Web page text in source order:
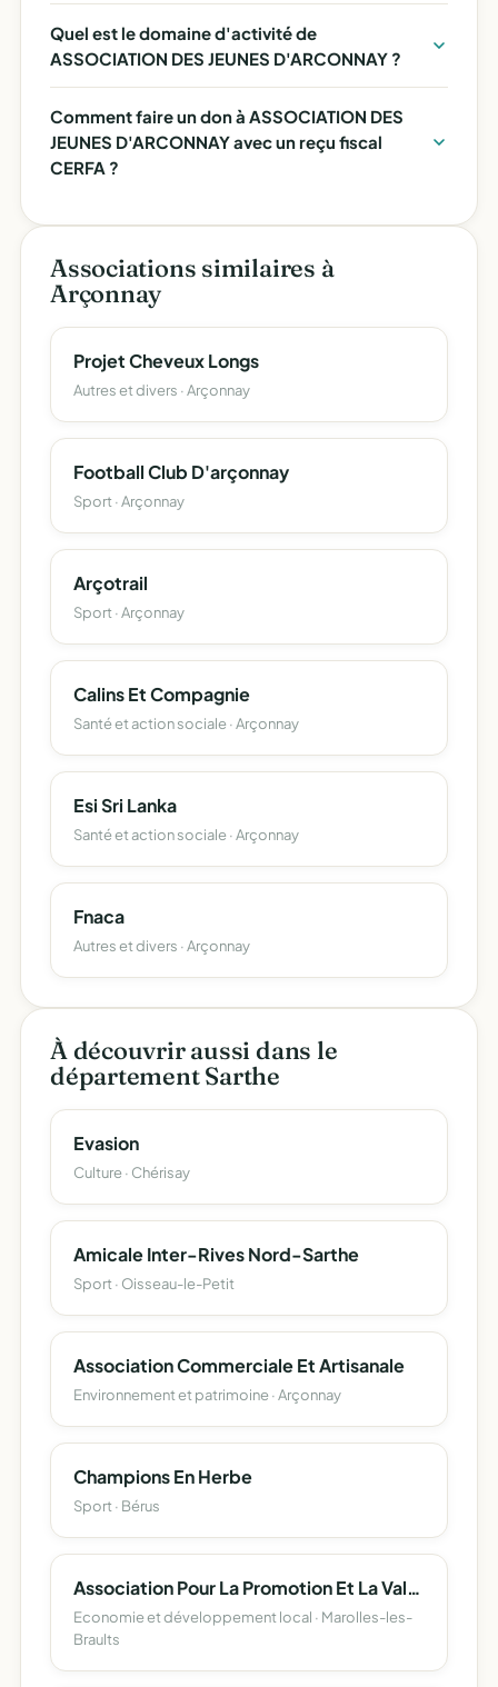
Quel est le domaine d'activité de
ASSOCIATION DES JEUNES D'ARCONNAY ?
Comment faire un don à ASSOCIATION DES
JEUNES D'ARCONNAY avec un reçu fiscal
CERFA ?
Associations similaires à
Arçonnay
Projet Cheveux Longs
Autres et divers · Arçonnay
Football Club D'arçonnay
Sport · Arçonnay
Arçotrail
Sport · Arçonnay
Calins Et Compagnie
Santé et action sociale · Arçonnay
Esi Sri Lanka
Santé et action sociale · Arçonnay
Fnaca
Autres et divers · Arçonnay
À découvrir aussi dans le
département Sarthe
Evasion
Culture · Chérisay
Amicale Inter-Rives Nord-Sarthe
Sport · Oisseau-le-Petit
Association Commerciale Et Artisanale
Environnement et patrimoine · Arçonnay
Champions En Herbe
Sport · Bérus
Association Pour La Promotion Et La Valorisation De La Race Bovine Dite Des Animaux Du Saosnois
Economie et développement local · Marolles-les-
Braults